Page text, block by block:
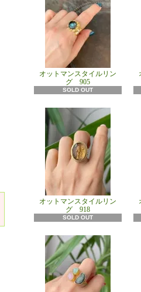
オットマンスタイルリン
グ 905
SOLD OUT
オットマンスタイルリン
グ 918
SOLD OUT